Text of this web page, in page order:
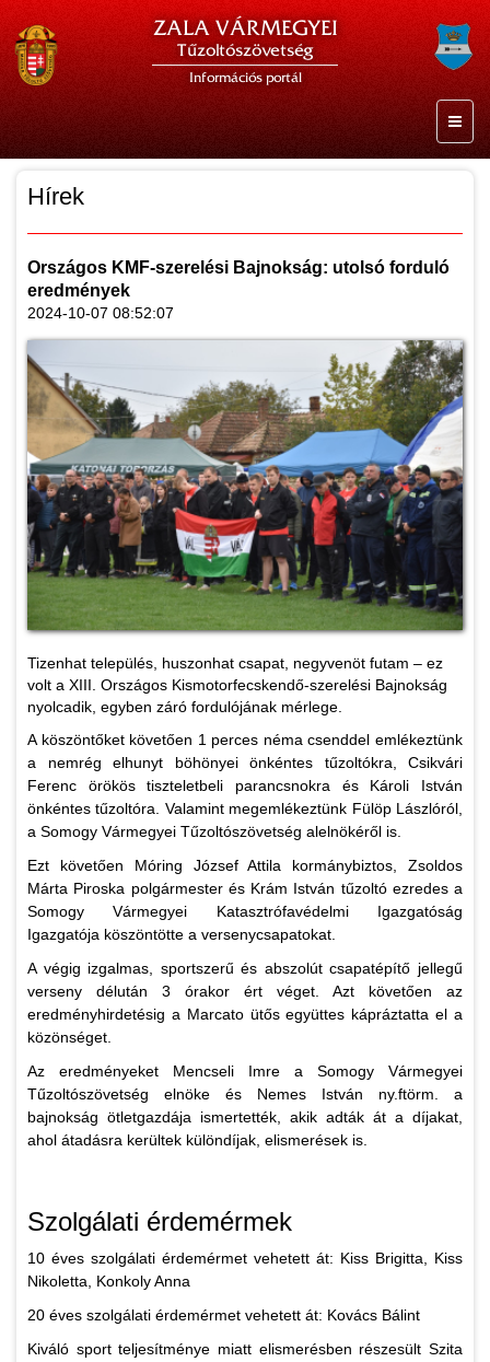
ZALA VÁRMEGYEI
Tűzoltószövetség
Információs portál
Hírek
Országos KMF-szerelési Bajnokság: utolsó forduló
eredmények
2024-10-07 08:52:07
Tizenhat település, huszonhat csapat, negyvenöt futam – ez
volt a XIII. Országos Kismotorfecskendő-szerelési Bajnokság
nyolcadik, egyben záró fordulójának mérlege.
A köszöntőket követően 1 perces néma csenddel emlékeztünk
a nemrég elhunyt böhönyei önkéntes tűzoltókra, Csikvári
Ferenc örökös tiszteletbeli parancsnokra és Károli István
önkéntes tűzoltóra. Valamint megemlékeztünk Fülöp Lászlóról,
a Somogy Vármegyei Tűzoltószövetség alelnökéről is.
Ezt követően Móring József Attila kormánybiztos, Zsoldos
Márta Piroska polgármester és Krám István tűzoltó ezredes a
Somogy Vármegyei Katasztrófavédelmi Igazgatóság
Igazgatója köszöntötte a versenycsapatokat.
A végig izgalmas, sportszerű és abszolút csapatépítő jellegű
verseny délután 3 órakor ért véget. Azt követően az
eredményhirdetésig a Marcato ütős együttes kápráztatta el a
közönséget.
Az eredményeket Mencseli Imre a Somogy Vármegyei
Tűzoltószövetség elnöke és Nemes István ny.ftörm. a
bajnokság ötletgazdája ismertették, akik adták át a díjakat,
ahol átadásra kerültek különdíjak, elismerések is.
Szolgálati érdemérmek
10 éves szolgálati érdemérmet vehetett át: Kiss Brigitta, Kiss
Nikoletta, Konkoly Anna
20 éves szolgálati érdemérmet vehetett át: Kovács Bálint
Kiváló sport teljesítménye miatt elismerésben részesült Szita